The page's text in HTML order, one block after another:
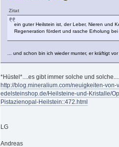
Zitat
ein guter Heilstein ist, der Leber, Nieren und
Regeneration fördert und rasche Erholung bei
... und schon bin ich wieder munter, er kräftigt
*Hüstel*....es gibt immer solche und
http://blog.mineralium.com/neuigkeiten-von-
edelsteinshop.de/Heilsteine-und-Kristalle/
Pistazienopal-Heilstein::472.html
LG
Andreas